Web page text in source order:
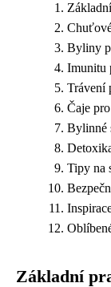
Byliny
Imunitu
Trávení
Čaje
Bylinné
Tipy na
Základní